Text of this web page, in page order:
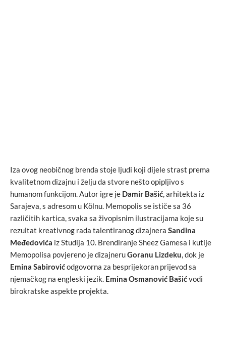
Iza ovog neobičnog brenda stoje ljudi koji dijele strast prema
kvalitetnom dizajnu i želju da stvore nešto opipljivo s
humanom funkcijom. Autor igre je Damir Bašić, arhitekta iz
Sarajeva, s adresom u Kölnu. Memopolis se ističe sa 36
različitih kartica, svaka sa živopisnim ilustracijama koje su
rezultat kreativnog rada talentiranog dizajnera Sandina
Međedovića iz Studija 10. Brendiranje Sheez Gamesa i kutije
Memopolisa povjereno je dizajneruGoranu Lizdeku, dok je
Emina Sabirovićodgovorna za besprijekoran prijevod sa
njemačkog na engleski jezik. Emina Osmanović Bašićvodi
birokratske aspekte projekta.